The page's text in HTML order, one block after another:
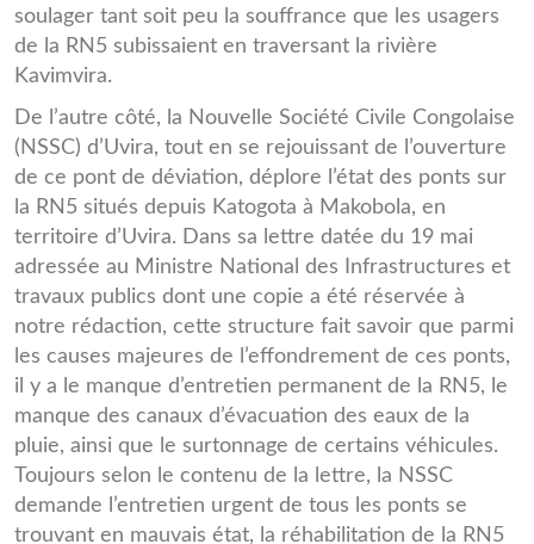
soulager tant soit peu la souffrance que les usagers
de la RN5 subissaient en traversant la rivière
Kavimvira.
De l’autre côté, la Nouvelle Société Civile Congolaise
(NSSC) d’Uvira, tout en se rejouissant de l’ouverture
de ce pont de déviation, déplore l’état des ponts sur
la RN5 situés depuis Katogota à Makobola, en
territoire d’Uvira. Dans sa lettre datée du 19 mai
adressée au Ministre National des Infrastructures et
travaux publics dont une copie a été réservée à
notre rédaction, cette structure fait savoir que parmi
les causes majeures de l’effondrement de ces ponts,
il y a le manque d’entretien permanent de la RN5, le
manque des canaux d’évacuation des eaux de la
pluie, ainsi que le surtonnage de certains véhicules.
Toujours selon le contenu de la lettre, la NSSC
demande l’entretien urgent de tous les ponts se
trouvant en mauvais état, la réhabilitation de la RN5